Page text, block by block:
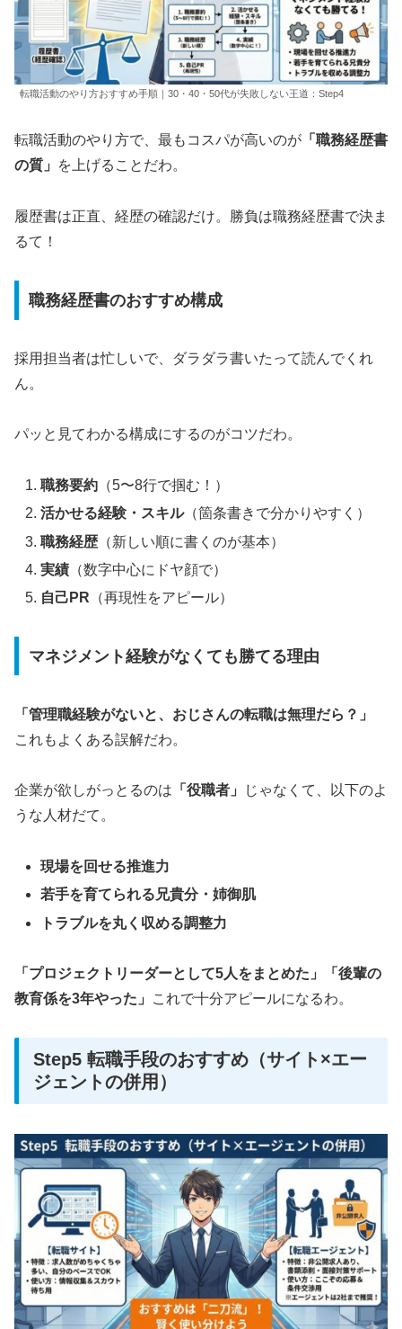
転職活動のやり方おすすめ手順｜30・40・50代が失敗しない王道：Step4
転職活動のやり方で、最もコスパが高いのが 「職務経歴書
の質」
を上げることだわ。
履歴書は正直、経歴の確認だけ。勝負は職務経歴書で決ま
るて！
職務経歴書のおすすめ構成
採用担当者は忙しいで、ダラダラ書いたって読んでくれ
ん。
パッと見てわかる構成にするのがコツだわ。
職務要約 （5〜8行で掴む！）
活かせる経験・スキル（箇条書きで分かりやすく）
職務経歴 （新しい順に書くのが基本）
実績 （数字中心にドヤ顔で）
自己PR （再現性をアピール）
マネジメント経験がなくても勝てる理由
「管理職経験がないと、おじさんの転職は無理だら？」
これもよくある誤解だわ。
企業が欲しがっとるのは 「役職者」
じゃなくて、以下のよ
うな人材だて。
現場を回せる推進力
若手を育てられる兄貴分・姉御肌
トラブルを丸く収める調整力
「プロジェクトリーダーとして5人をまとめた」「後輩の
教育係を3年やった」
これで十分アピールになるわ。
Step5 転職手段のおすすめ（サイト×エー
ジェントの併用）